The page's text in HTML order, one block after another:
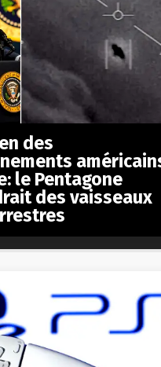
des
le Pentagone
des vaisseaux